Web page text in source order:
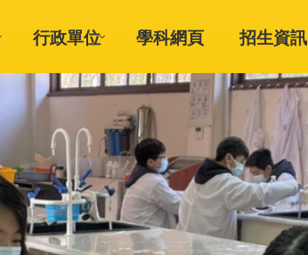
行政單位 學科網頁 招生資訊